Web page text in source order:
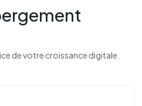
de votre croissance digitale.